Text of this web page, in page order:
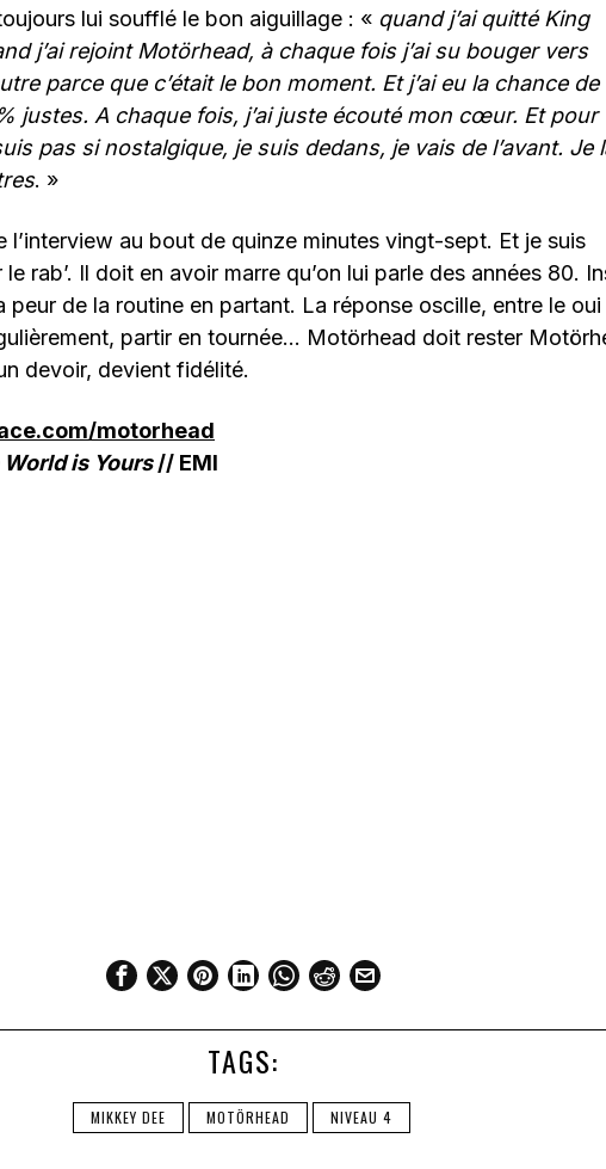
lui soufflé le bon aiguillage : « quand j’ai quitté King
j’ai rejoint Motörhead, à chaque fois j’ai su bouger vers
parce que c’était le bon moment. Et j’ai eu la chance
justes. A chaque fois, j’ai juste écouté mon cœur. Et pour
pas si nostalgique, je suis dedans, je vais de l’avant. Je
. »
l’interview au bout de quinze minutes vingt-sept. Et je suis
rab’. Il doit en avoir marre qu’on lui parle des années 80.
peur de la routine en partant. La réponse oscille, entre le
partir en tournée… Motörhead doit rester
devoir, devient fidélité.
motorhead
World is Yours// EMI
TAGS:
MIKKEY DEE MOTÖRHEAD NIVEAU 4